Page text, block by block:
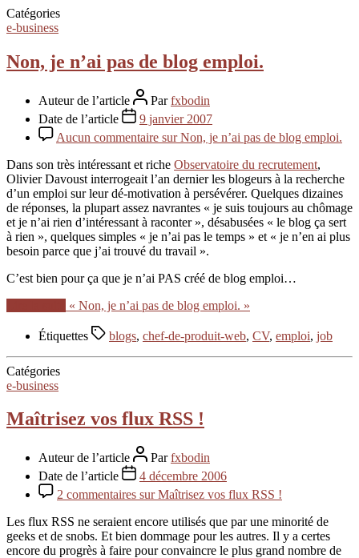
Catégories
e-business
Non, je n’ai pas de blog emploi.
Auteur de l’article Parfxbodin
Date de l’article
9 janvier 2007
Aucun commentaire sur Non, je n’ai pas de blog emploi.
Dans son très intéressant et riche Observatoire du recrutement,
Olivier Davoust interrogeait l’an dernier les blogeurs à la recherche
d’un emploi sur leur dé-motivation à persévérer. Quelques dizaines
de réponses, la plupart assez navrantes « je suis toujours au chômage
et je n’ai rien d’intéressant à raconter », désabusées « le blog ça sert
à rien », quelques simples « je n’ai pas le temps » et « je n’en ai plus
besoin parce que j’ai trouvé du travail ».
C’est bien pour ça que je n’ai PAS créé de blog emploi…
« Non, je n’ai pas de blog emploi. »
Étiquettes blogs, chef-de-produit-web, CV, emploi, job
Catégories
e-business
Maîtrisez vos flux RSS !
Auteur de l’article Parfxbodin
Date de l’article
4 décembre 2006
2 commentaires sur Maîtrisez vos flux RSS !
Les flux RSS ne seraient encore utilisés que par une minorité de
geeks et de snobs. Et bien dommage pour les autres. Il y a certes
encore du progrès à faire pour convaincre le plus grand nombre de